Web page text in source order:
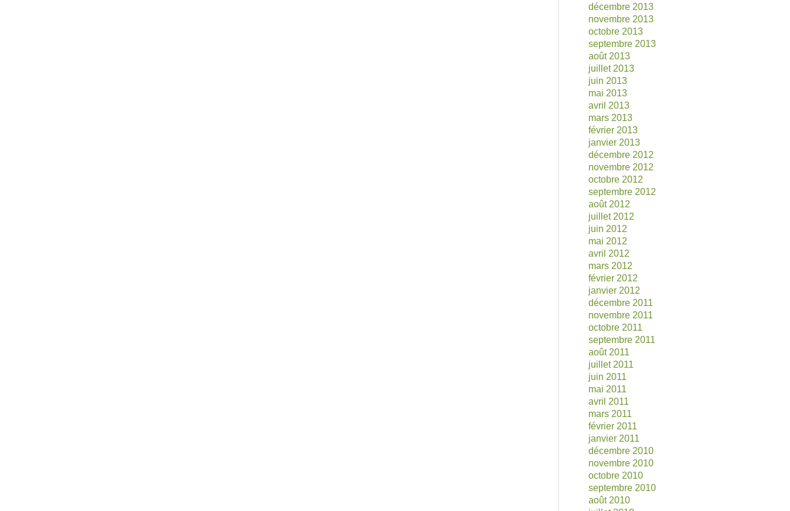
décembre 2013
novembre 2013
octobre 2013
septembre 2013
août 2013
juillet 2013
juin 2013
mai 2013
avril 2013
mars 2013
février 2013
janvier 2013
décembre 2012
novembre 2012
octobre 2012
septembre 2012
août 2012
juillet 2012
juin 2012
mai 2012
avril 2012
mars 2012
février 2012
janvier 2012
décembre 2011
novembre 2011
octobre 2011
septembre 2011
août 2011
juillet 2011
juin 2011
mai 2011
avril 2011
mars 2011
février 2011
janvier 2011
décembre 2010
novembre 2010
octobre 2010
septembre 2010
août 2010